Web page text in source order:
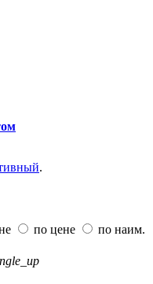
.
по цене
по наим.